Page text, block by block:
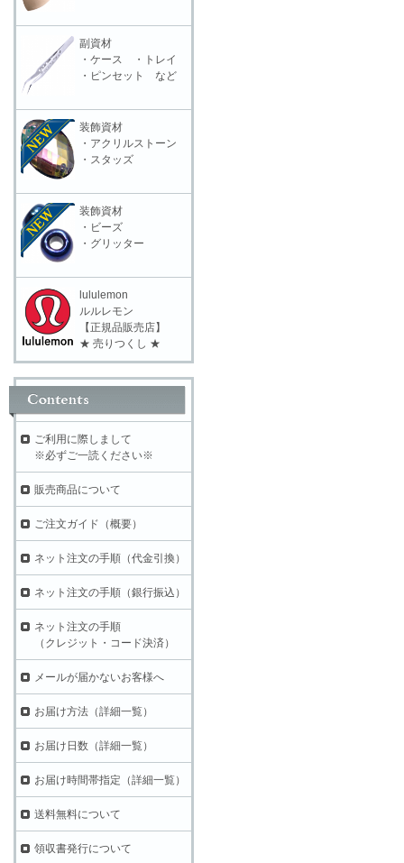
副資材
・ケース ・トレイ
・ピンセット など
装飾資材
・アクリルストーン
・スタッズ
装飾資材
・ビーズ
・グリッター
lululemon
ルルレモン
【正規品販売店】
★ 売りつくし ★
ご利用に際しまして
※必ずご一読ください※
販売商品について
ご注文ガイド（概要）
ネット注文の手順（代金引換）
ネット注文の手順（銀行振込）
ネット注文の手順
（クレジット・コード決済）
メールが届かないお客様へ
お届け方法（詳細一覧）
お届け日数（詳細一覧）
お届け時間帯指定（詳細一覧）
送料無料について
領収書発行について